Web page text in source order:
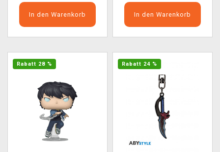
In den Warenkorb In den Warenkorb
Rabatt 28 % Rabatt 24 %